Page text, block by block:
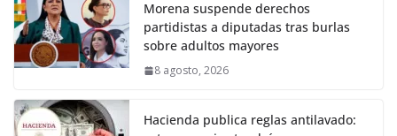
Morena suspende derechos
partidistas a diputadas tras burlas
sobre adultos mayores
8 agosto, 2026
Hacienda publica reglas antilavado: